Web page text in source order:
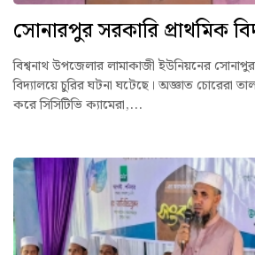
সোনারপুর সরকারি প্রাথমিক
বিশ্বনাথ উপজেলার লামাকাজী ইউনিয়নের
বিদ্যালয়ে চুরির ঘটনা ঘটেছে। অজ্ঞাত চোরেরা
করে সিসিটিভি ক্যামেরা,...